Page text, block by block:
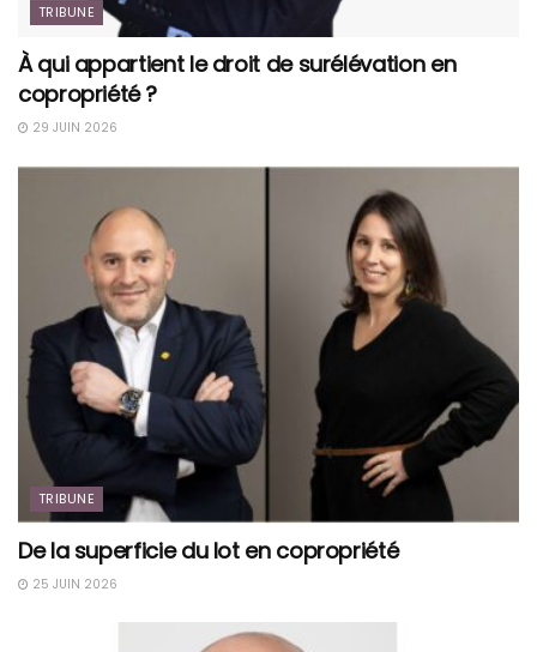
TRIBUNE
À qui appartient le droit de surélévation en
copropriété ?
29 JUIN 2026
TRIBUNE
De la superficie du lot en copropriété
25 JUIN 2026